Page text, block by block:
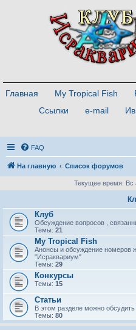
Главная My Tropical Fish
Ссылки
e-mail
FAQ
На главную Список форумов
Текущее время: Вс
Клуб
Обсуждение вопросов ,
Темы: 21
My Tropical Fish
Анонсы и обсуждение номеров
"Исраквариум"
Темы: 29
Конкурсы
Темы: 15
Статьи
В этом разделе можно обсудить
Темы: 80